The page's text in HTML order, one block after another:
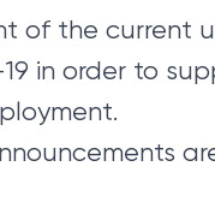
of the current
in order to